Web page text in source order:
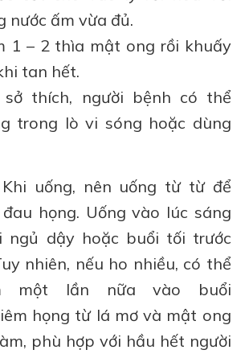
nước ấm vừa đủ.
1 – 2 thìa mật ong rồi khuấy
tan hết.
thích, người bệnh có thể
trong lò vi sóng hoặc dùng
Khi uống, nên uống từ từ để
họng. Uống vào lúc sáng
ngủ dậy hoặc buổi tối trước
nhiên, nếu ho nhiều, có thể
một lần nữa vào buổi
họng từ lá mơ và mật ong
phù hợp với hầu hết người